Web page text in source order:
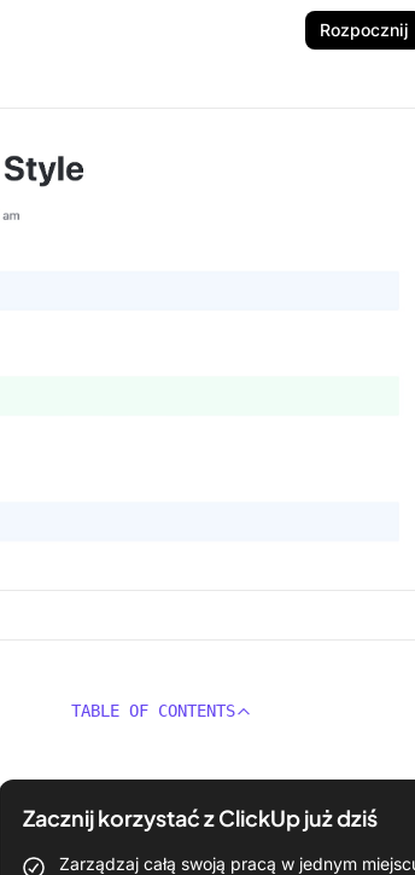
Rozpocznij
TABLE OF CONTENTS
Zacznij korzystać z ClickUp już dziś
Zarządzaj całą swoją pracą w jednym